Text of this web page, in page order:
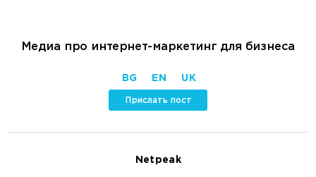
Медиа про интернет-маркетинг для бизнеса
BG EN UK
Прислать пост
Netpeak